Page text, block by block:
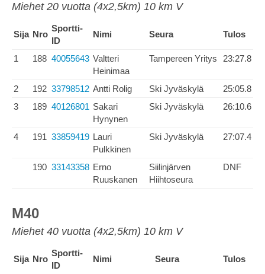
Miehet 20 vuotta (4x2,5km) 10 km V
Sija Nro
Sportti-
ID
Nimi Seura Tulos
1 188 40055643 Valtteri
Heinimaa
Tampereen Yritys 23:27.8
2 192 33798512 Antti Rolig Ski Jyväskylä
25:05.8
3
189 40126801 Sakari
Hynynen
Ski Jyväskylä 26:10.6
4 191 33859419 Lauri
Pulkkinen
Ski Jyväskylä 27:07.4
190 33143358 Erno
Ruuskanen
Siilinjärven
Hiihtoseura
DNF
M40
Miehet 40 vuotta (4x2,5km) 10 km V
Sija Nro
Sportti-
ID
Nimi Seura Tulos